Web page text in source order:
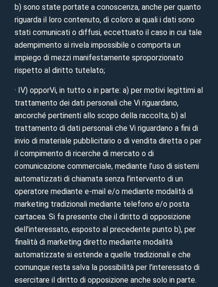
b) sono state portate a conoscenza, anche per quanto
riguarda il loro contenuto, di coloro ai quali i dati sono
stati comunicati o diffusi, eccettuato il caso in cui tale
adempimento si rivela impossibile o comporta un
impiego di mezzi manifestamente sproporzionato
rispetto al diritto tutelato;
· IV) opporVi, in tutto o in parte: a) per motivi legittimi al
trattamento dei dati personali che Vi riguardano,
ancorché pertinenti allo scopo della raccolta; b) al
trattamento di dati personali che Vi riguardano a fini di
invio di materiale pubblicitario o di vendita diretta o per
il compimento di ricerche di mercato o di
comunicazione commerciale, mediante l’uso di sistemi
automatizzati di chiamata senza l’intervento di un
operatore mediante e-mail e/o mediante modalità di
marketing tradizionali mediante telefono e/o posta
cartacea. Si fa presente che il diritto di opposizione
dell’interessato, esposto al precedente punto b), per
finalità di marketing diretto mediante modalità
automatizzate si estende a quelle tradizionali e che
comunque resta salva la possibilità per l’interessato di
esercitare il diritto di opposizione anche solo in parte.